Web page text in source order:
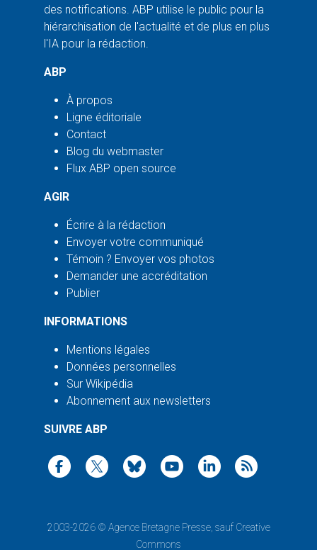
des notifications. ABP utilise le public pour la
hiérarchisation de l'actualité et de plus en plus
l'IA pour la rédaction.
ABP
À propos
Ligne éditoriale
Contact
Blog du webmaster
Flux ABP open source
AGIR
Écrire à la rédaction
Envoyer votre communiqué
Témoin ? Envoyer vos photos
Demander une accréditation
Publier
INFORMATIONS
Mentions légales
Données personnelles
Sur Wikipédia
Abonnement aux newsletters
SUIVRE ABP
2003-2026 © Agence Bretagne Presse, sauf Creative
Commons